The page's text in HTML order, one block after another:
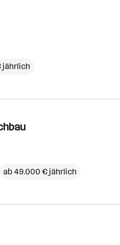
jährlich
ab 49.000 € jährlich